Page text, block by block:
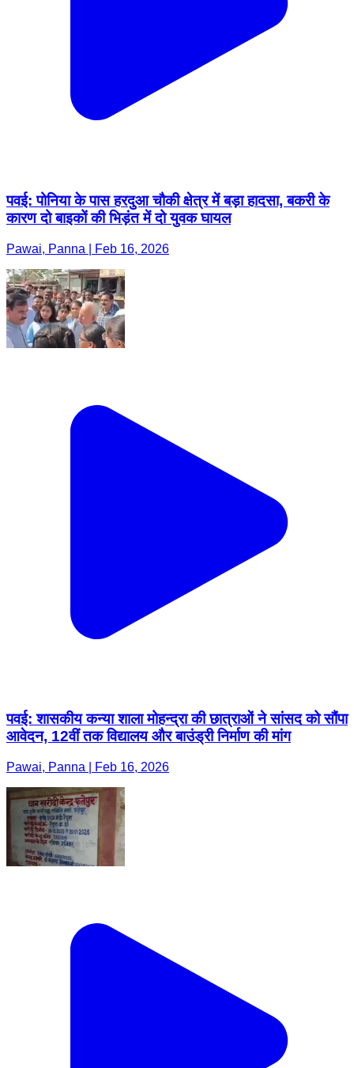
पवई: पोनिया के पास हरदुआ चौकी क्षेत्र में बड़ा हादसा, बकरी के
कारण दो बाइकों की भिड़ंत में दो युवक घायल
Pawai, Panna | Feb 16, 2026
पवई: शासकीय कन्या शाला मोहन्द्रा की छात्राओं ने सांसद को सौंपा
आवेदन, 12वीं तक विद्यालय और बाउंड्री निर्माण की मांग
Pawai, Panna | Feb 16, 2026